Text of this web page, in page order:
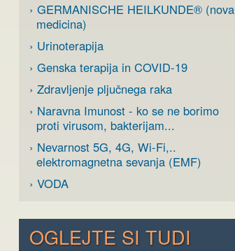
› GERMANISCHE HEILKUNDE® (nova
medicina)
› Urinoterapija
› Genska terapija in COVID-19
› Zdravljenje pljučnega raka
› Naravna Imunost - ko se ne borimo
proti virusom, bakterijam...
› Nevarnost 5G, 4G, Wi-Fi,..
elektromagnetna sevanja (EMF)
› VODA
OGLEJTE SI TUDI